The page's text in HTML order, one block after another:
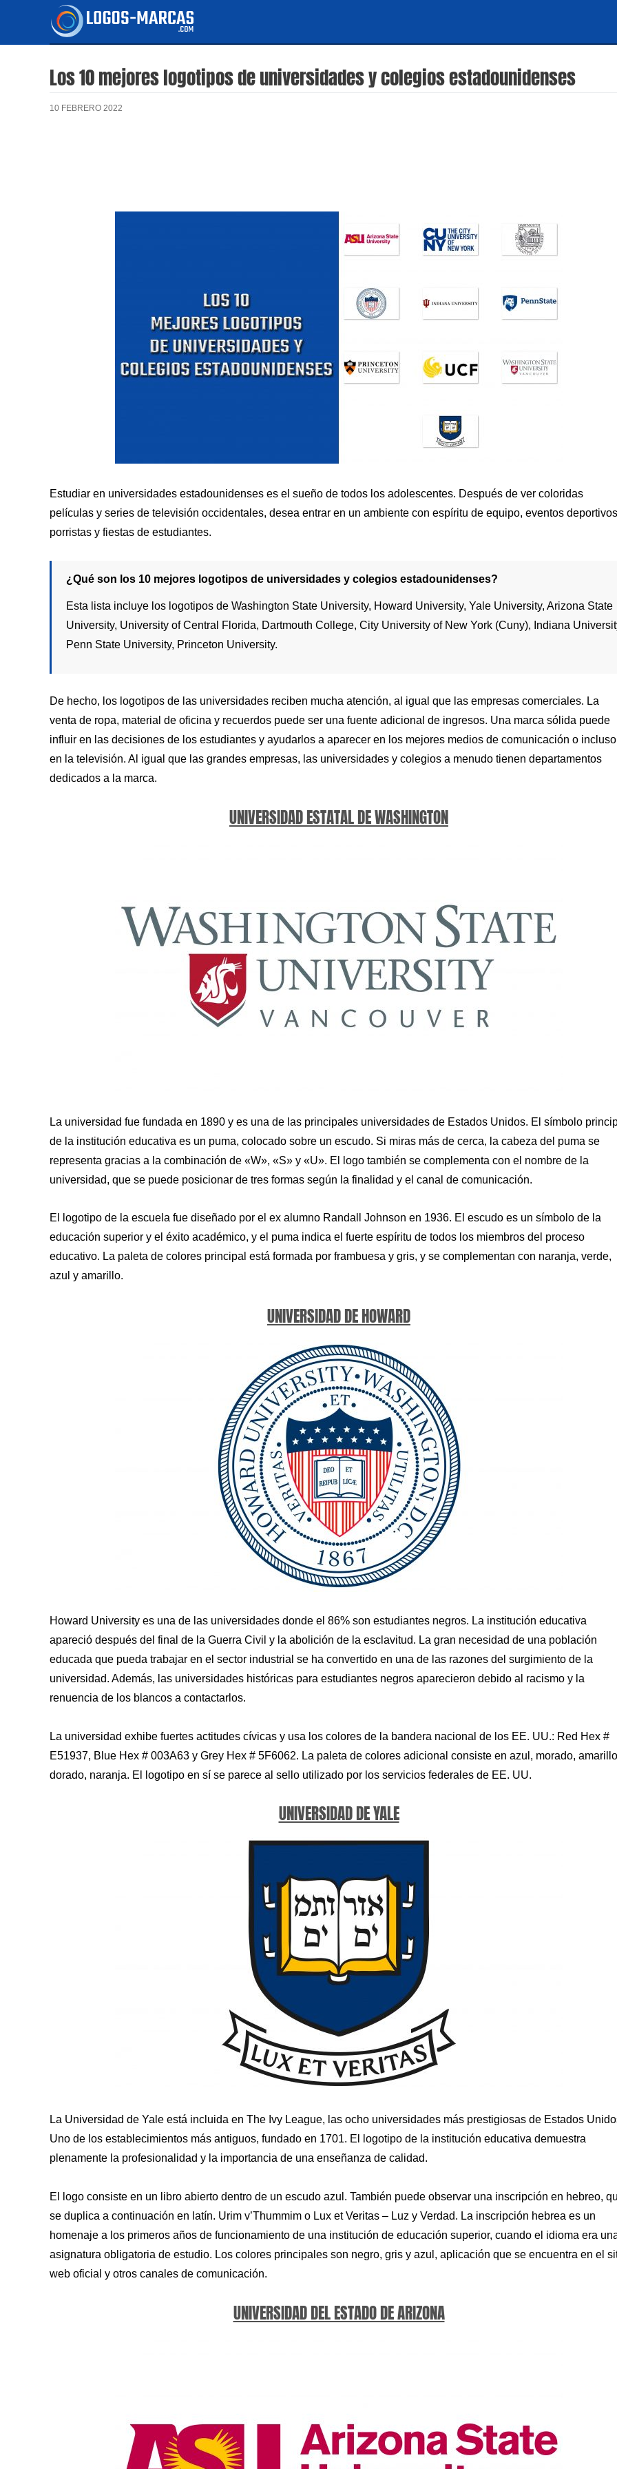
contenido
Los 10 mejores logotipos de universidades y colegios estadounidenses
10 FEBRERO 2022
Estudiar en universidades estadounidenses es el sueño de todos los adolescentes. Después de ver coloridas
películas y series de televisión occidentales, desea entrar en un ambiente con espíritu de equipo, eventos
porristas y fiestas de estudiantes.
¿Qué son los 10 mejores logotipos de universidades y colegios estadounidenses?
Esta lista incluye los logotipos de Washington State University, Howard University, Yale University, Arizona State
University, University of Central Florida, Dartmouth College, City University of New York (Cuny), Indiana
Penn State University, Princeton University.
De hecho, los logotipos de las universidades reciben mucha atención, al igual que las empresas comerciales. La
venta de ropa, material de oficina y recuerdos puede ser una fuente adicional de ingresos. Una marca sólida puede
influir en las decisiones de los estudiantes y ayudarlos a aparecer en los mejores medios de comunicación o incluso
en la televisión. Al igual que las grandes empresas, las universidades y colegios a menudo tienen departamentos
dedicados a la marca.
UNIVERSIDAD ESTATAL DE WASHINGTON
La universidad fue fundada en 1890 y es una de las principales universidades de Estados Unidos. El símbolo
de la institución educativa es un puma, colocado sobre un escudo. Si miras más de cerca, la cabeza del puma se
representa gracias a la combinación de «W», «S» y «U». El logo también se complementa con el nombre de la
universidad, que se puede posicionar de tres formas según la finalidad y el canal de comunicación.
El logotipo de la escuela fue diseñado por el ex alumno Randall Johnson en 1936. El escudo es un símbolo de la
educación superior y el éxito académico, y el puma indica el fuerte espíritu de todos los miembros del proceso
educativo. La paleta de colores principal está formada por frambuesa y gris, y se complementan con naranja, verde,
azul y amarillo.
UNIVERSIDAD DE HOWARD
Howard University es una de las universidades donde el 86% son estudiantes negros. La institución educativa
apareció después del final de la Guerra Civil y la abolición de la esclavitud. La gran necesidad de una población
educada que pueda trabajar en el sector industrial se ha convertido en una de las razones del surgimiento de la
universidad. Además, las universidades históricas para estudiantes negros aparecieron debido al racismo y la
renuencia de los blancos a contactarlos.
La universidad exhibe fuertes actitudes cívicas y usa los colores de la bandera nacional de los EE. UU.: Red Hex #
E51937, Blue Hex # 003A63 y Grey Hex # 5F6062. La paleta de colores adicional consiste en azul, morado,
dorado, naranja. El logotipo en sí se parece al sello utilizado por los servicios federales de EE. UU.
UNIVERSIDAD DE YALE
La Universidad de Yale está incluida en The Ivy League, las ocho universidades más prestigiosas de Estados
Uno de los establecimientos más antiguos, fundado en 1701. El logotipo de la institución educativa demuestra
plenamente la profesionalidad y la importancia de una enseñanza de calidad.
El logo consiste en un libro abierto dentro de un escudo azul. También puede observar una inscripción en hebreo,
se duplica a continuación en latín. Urim v’Thummim o Lux et Veritas – Luz y Verdad. La inscripción hebrea es un
homenaje a los primeros años de funcionamiento de una institución de educación superior, cuando el idioma era
asignatura obligatoria de estudio. Los colores principales son negro, gris y azul, aplicación que se encuentra en el
web oficial y otros canales de comunicación.
UNIVERSIDAD DEL ESTADO DE ARIZONA